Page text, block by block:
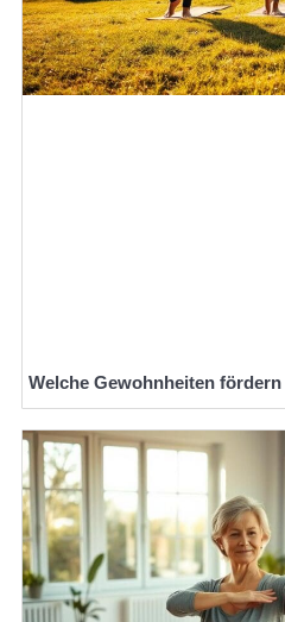
Welche Gewohnheiten